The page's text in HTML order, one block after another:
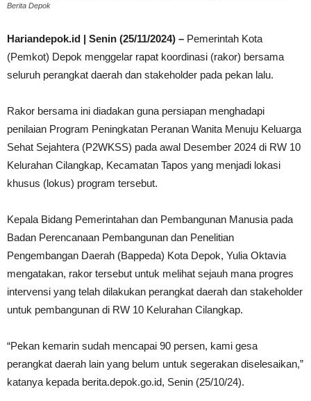
Berita Depok
Hariandepok.id | Senin (25/11/2024) – Pemerintah Kota
(Pemkot) Depok menggelar rapat koordinasi (rakor) bersama
seluruh perangkat daerah dan stakeholder pada pekan lalu.
Rakor bersama ini diadakan guna persiapan menghadapi
penilaian Program Peningkatan Peranan Wanita Menuju Keluarga
Sehat Sejahtera (P2WKSS) pada awal Desember 2024 di RW 10
Kelurahan Cilangkap, Kecamatan Tapos yang menjadi lokasi
khusus (lokus) program tersebut.
Kepala Bidang Pemerintahan dan Pembangunan Manusia pada
Badan Perencanaan Pembangunan dan Penelitian
Pengembangan Daerah (Bappeda) Kota Depok, Yulia Oktavia
mengatakan, rakor tersebut untuk melihat sejauh mana progres
intervensi yang telah dilakukan perangkat daerah dan stakeholder
untuk pembangunan di RW 10 Kelurahan Cilangkap.
“Pekan kemarin sudah mencapai 90 persen, kami gesa
perangkat daerah lain yang belum untuk segerakan diselesaikan,”
katanya kepada berita.depok.go.id, Senin (25/10/24).